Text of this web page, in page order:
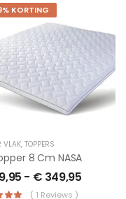
KORTING
VLAK, TOPPERS
8 Cm NASA
- € 349,95
( 1 Reviews )